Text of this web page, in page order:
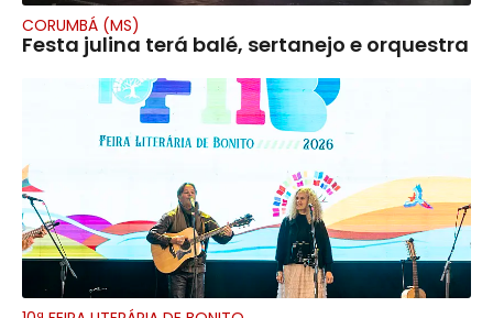
CORUMBÁ (MS)
Festa julina terá balé, sertanejo e orquestra